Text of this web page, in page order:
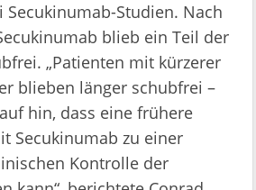
Secukinumab-Studien. Nach
blieb ein Teil der
„Patienten mit kürzerer
blieben länger schubfrei –
hin, dass eine frühere
Secukinumab zu einer
Kontrolle der